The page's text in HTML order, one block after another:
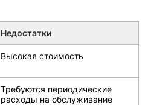
Недостатки
Высокая стоимость
Требуются периодические
расходы на обслуживание